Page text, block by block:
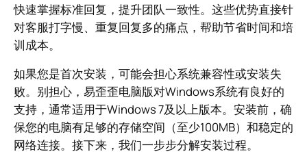
快速掌握标准回复，提升团队一致性。这些优势直接针
对客服打字慢、重复回复多的痛点，帮助节省时间和培
训成本。
如果您是首次安装，可能会担心系统兼容性或安装失
败。别担心，易歪歪电脑版对Windows系统有良好的
支持，通常适用于Windows 7及以上版本。安装前，确
保您的电脑有足够的存储空间（至少100MB）和稳定的
网络连接。接下来，我们一步步分解安装过程。